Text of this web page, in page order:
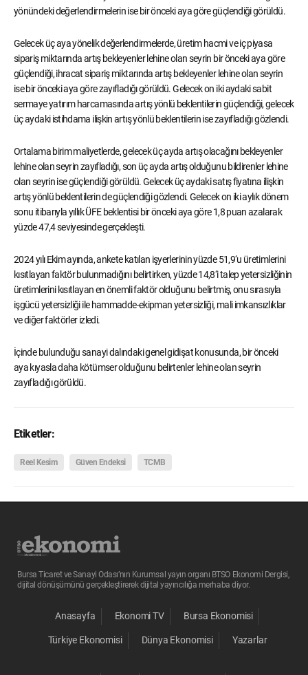
yönündeki değerlendirmelerin ise bir önceki aya göre güçlendiği görüldü.
Gelecek üç aya yönelik değerlendirmelerde, üretim hacmi ve iç piyasa
sipariş miktarında artış bekleyenler lehine olan seyrin bir önceki aya göre
güçlendiği, ihracat sipariş miktarında artış bekleyenler lehine olan seyrin
ise bir önceki aya göre zayıfladığı görüldü. Gelecek on iki aydaki sabit
sermaye yatırım harcamasında artış yönlü beklentilerin güçlendiği, gelecek
üç aydaki istihdama ilişkin artış yönlü beklentilerin ise zayıfladığı gözlendi.
Ortalama birim maliyetlerde, gelecek üç ayda artış olacağını bekleyenler
lehine olan seyrin zayıfladığı, son üç ayda artış olduğunu bildirenler lehine
olan seyrin ise güçlendiği görüldü. Gelecek üç aydaki satış fiyatına ilişkin
artış yönlü beklentilerin de güçlendiği gözlendi. Gelecek on iki aylık dönem
sonu itibarıyla yıllık ÜFE beklentisi bir önceki aya göre 1,8 puan azalarak
yüzde 47,4 seviyesinde gerçekleşti.
2024 yılı Ekim ayında, ankete katılan işyerlerinin yüzde 51,9‘u üretimlerini
kısıtlayan faktör bulunmadığını belirtirken, yüzde 14,8‘i talep yetersizliğinin
üretimlerini kısıtlayan en önemli faktör olduğunu belirtmiş, onu sırasıyla
işgücü yetersizliği ile hammadde-ekipman yetersizliği, mali imkansızlıklar
ve diğer faktörler izledi.
İçinde bulunduğu sanayi dalındaki genel gidişat konusunda, bir önceki
aya kıyasla daha kötümser olduğunu belirtenler lehine olan seyrin
zayıfladığı görüldü.
Etiketler:
Reel Kesim Güven Endeksi TCMB
Bursa Ticaret ve Sanayi Odası’nın Kurumsal yayın organı BTSO Ekonomi Dergisi,
dijital dönüşümünü gerçekleştirerek dijital yayıncılığa merhaba diyor.
Anasayfa Ekonomi TV Bursa Ekonomisi
Türkiye Ekonomisi Dünya Ekonomisi Yazarlar